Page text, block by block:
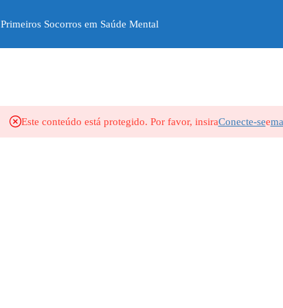
Primeiros Socorros em Saúde Mental
Este conteúdo está protegido. Por favor, insiraConecte-see